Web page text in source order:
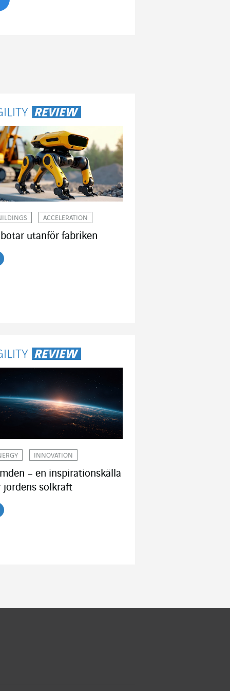
ACCELERATION
utanför fabriken
INNOVATION
– en inspirationskälla
jordens solkraft